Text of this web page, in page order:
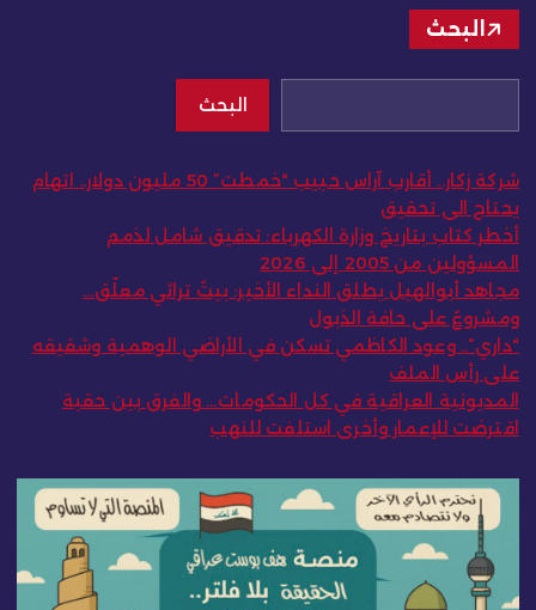
البحث
البحث
شركة زكار.. أقارب آراس حبيب “خمطت” 50 مليون دولار.. اتهام
يحتاج الى تحقيق
أخطر كتاب بتاريخ وزارة الكهرباء: تدقيق شامل لذمم
المسؤولين من 2005 إلى 2026
مجاهد أبوالهيل يطلق النداء الأخير: بيتٌ تراثي معلّق…
ومشروعٌ على حافة الذبول
“داري”.. وعود الكاظمي تسكن في الأراضي الوهمية وشقيقه
على رأس الملف
المديونية العراقية في كل الحكومات… والفرق بين حقبة
اقترضت للإعمار وأخرى استلفت للنهب